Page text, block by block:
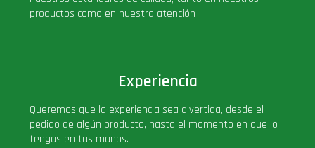
productos como en nuestra atención
Experiencia
Queremos que la experiencia sea divertida, desde el
pedido de algún producto, hasta el momento en que lo
tengas en tus manos.